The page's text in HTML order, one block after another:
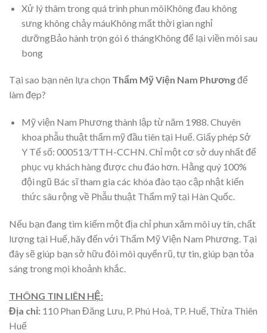
Xử lý thâm trong quá trình phun môiKhông đau không
sưng không chảy máuKhông mất thời gian nghỉ
dưỡngBảo hành trọn gói 6 thángKhông để lại viền môi sau
bong
Tại sao bạn nên lựa chọn Thẩm Mỹ Viện Nam Phươngđể
làm đẹp?
Mỹ viện Nam Phương thành lập từ năm 1988. Chuyên
khoa phẫu thuật thẩm mỹ đầu tiên tại Huế. Giấy phép Sở
Y Tế số: 000513/TTH-CCHN. Chỉ một cơ sở duy nhất để
phục vụ khách hàng được chu đáo hơn. Hằng quý 100%
đội ngũ Bác sĩ tham gia các khóa đào tạo cập nhật kiến
thức sâu rộng về Phẫu thuật Thẩm mỹ tại Hàn Quốc.
Nếu bạn đang tìm kiếm một địa chỉ phun xăm môi uy tín, chất
lượng tại Huế, hãy đến với Thẩm Mỹ Viện Nam Phương. Tại
đây sẽ giúp bạn sở hữu đôi môi quyến rũ, tự tin, giúp bạn tỏa
sáng trong mọi khoảnh khắc.
THÔNG TIN LIÊN HỆ:
Địa chỉ: 110 Phan Đăng Lưu, P. Phú Hoà, TP. Huế, Thừa Thiên
Huế